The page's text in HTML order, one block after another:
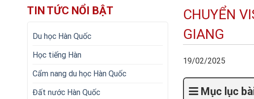
CHUYỂN
GIANG
19/02/2025
Mục lục
TIN TỨC NỔI BẬT
Du học Hàn Quốc
Học tiếng Hàn
Cẩm nang du học Hàn Quốc
Đất nước Hàn Quốc